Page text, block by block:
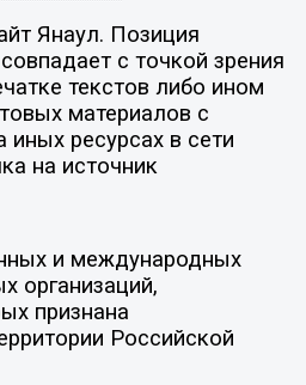
Янаул. Позиция
с точкой зрения
текстов либо ином
материалов с
иных ресурсах в сети
на источник
и международных
организаций,
признана
Российской